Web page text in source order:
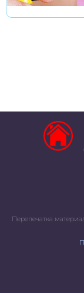
Перепечатка